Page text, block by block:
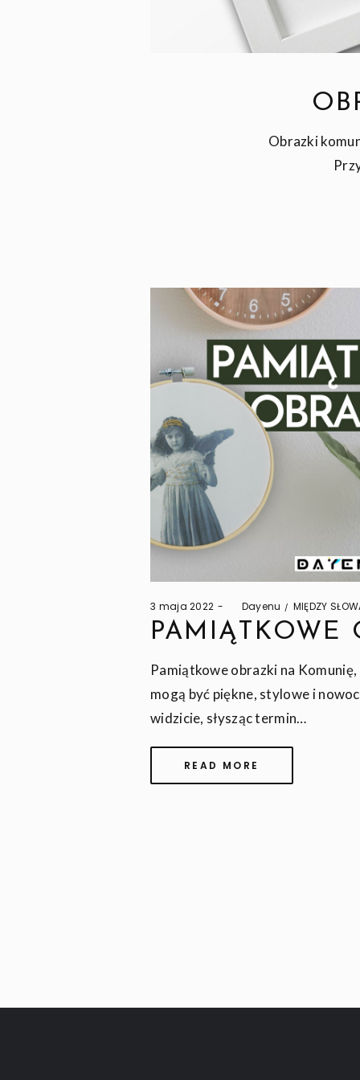
Obrazki
Posted
on
3 maja 2022 byDayenu
Posted
in
MIĘDZY
PAMIĄTKOWE
Pamiątkowe obrazki na
mogą być piękne, stylowe i
widzicie, słysząc termin…
READ MORE